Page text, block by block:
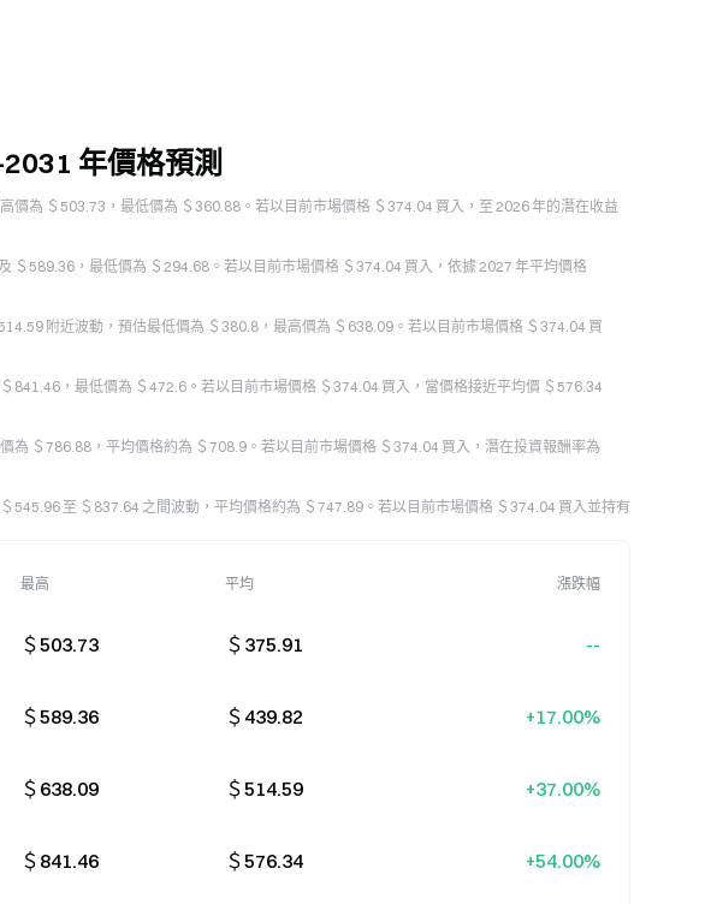
年價格預測
價為 ＄503.73，最低價為 ＄360.88。若以目前市場價格 ＄374.04 買入，至 2026 年的潛在收益
＄589.36，最低價為 ＄294.68。若以目前市場價格 ＄374.04 買入，依據 2027 年平均價格
附近波動，預估最低價為 ＄380.8，最高價為 ＄638.09。若以目前市場價格 ＄374.04 買
841.46，最低價為 ＄472.6。若以目前市場價格 ＄374.04 買入，當價格接近平均價 ＄576.34
為 ＄786.88，平均價格約為 ＄708.9。若以目前市場價格 ＄374.04 買入，潛在投資報酬率為
545.96 至 ＄837.64 之間波動，平均價格約為 ＄747.89。若以目前市場價格 ＄374.04 買入並持有
最高 平均 漲跌幅
＄503.73 ＄375.91 --
＄589.36 ＄439.82 +17.00%
＄638.09 ＄514.59 +37.00%
＄841.46 ＄576.34 +54.00%